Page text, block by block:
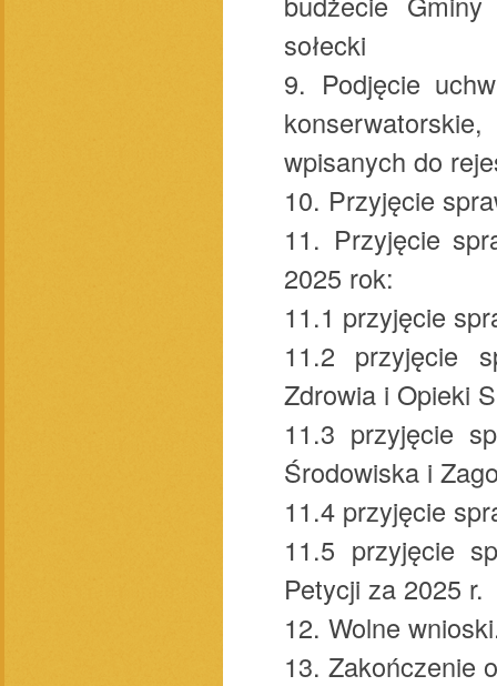
sołecki
9. Podjęcie
wpisanych do
10. Przyjęcie
11. Przyjęcie
2025 rok:
11.1 przyjęcie
11.2 przyjęcie
Zdrowia i Opieki
11.3 przyjęcie
Środowiska i
11.4 przyjęcie
11.5 przyjęcie
Petycji za 2025 r.
12. Wolne
13. Zakończenie